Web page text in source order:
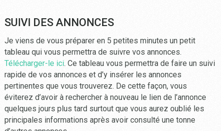
SUIVI DES ANNONCES
Je viens de vous préparer en 5 petites minutes un petit
tableau qui vous permettra de suivre vos annonces.
Télécharger-le ici. Ce tableau vous permettra de faire un suivi
rapide de vos annonces et d’y insérer les annonces
pertinentes que vous trouverez. De cette façon, vous
éviterez d’avoir à rechercher à nouveau le lien de l’annonce
quelques jours plus tard surtout que vous aurez oublié les
principales informations après avoir consulté une tonne